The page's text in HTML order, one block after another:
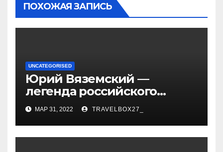
ПОХОЖАЯ ЗАПИСЬ
UNCATEGORISED
Юрий Вяземский —
легенда российского
спорта — биография,
достижения и вклад в
развитие гимнастики
МАР 31, 2022 TRAVELBOX27_